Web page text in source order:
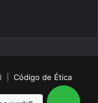
| Código de Ética